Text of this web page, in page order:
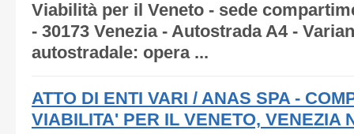
Viabilità per il Veneto - sede
- 30173 Venezia - Autostrada A4 -
autostradale: opera ...
ATTO DI ENTI VARI / ANAS SPA -
VIABILITA' PER IL VENETO, VENEZIA